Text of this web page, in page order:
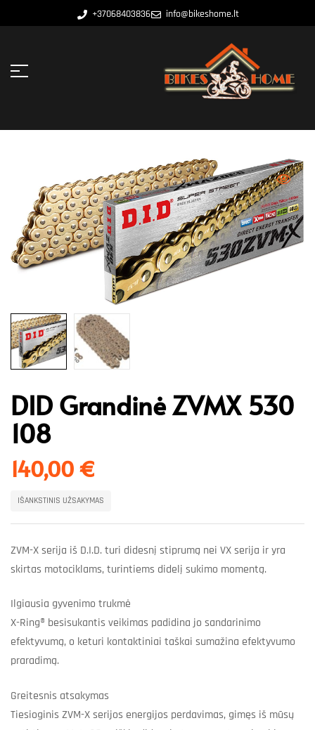
+37068403836 info@bikeshome.lt
DID Grandinė ZVMX 530
108
140,00€
IŠANKSTINIS UŽSAKYMAS
ZVM-X serija iš D.I.D. turi didesnį stiprumą nei VX serija ir yra
skirtas motociklams, turintiems didelį sukimo momentą.
Ilgiausia gyvenimo trukmė
X-Ring® besisukantis veikimas padidina jo sandarinimo
efektyvumą, o keturi kontaktiniai taškai sumažina efektyvumo
praradimą.
Greitesnis atsakymas
Tiesioginis ZVM-X serijos energijos perdavimas, gimęs iš mūsų